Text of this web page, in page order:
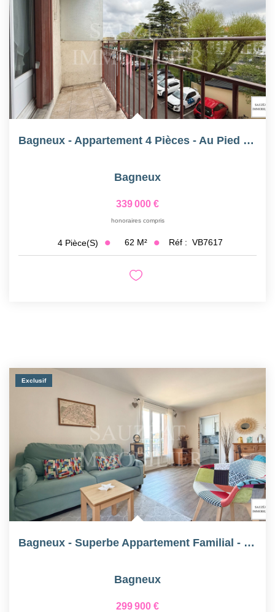
Bagneux - Appartement 4 Pièces - Au Pied Du Métro 4 Et 15
Bagneux
339 000 €
honoraires compris
4 Pièce(s) 62 M² Réf : VB7617
Exclusif
Bagneux - Superbe Appartement Familial - Centre-Ville
Bagneux
299 900 €